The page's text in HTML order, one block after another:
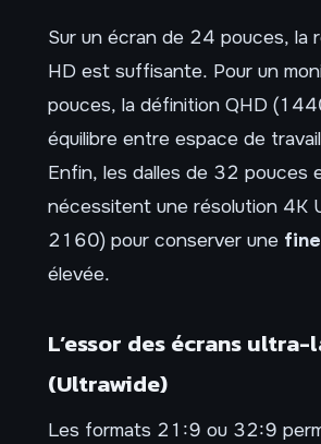
Sur un écran de 24 pouces, la
HD est suffisante. Pour un
pouces, la définition QHD
équilibre entre espace de
Enfin, les dalles de 32 pouces
nécessitent une résolution 4K
2160) pour conserver une
élevée.
L’essor des écrans
(Ultrawide)
Les formats 21:9 ou 32:9